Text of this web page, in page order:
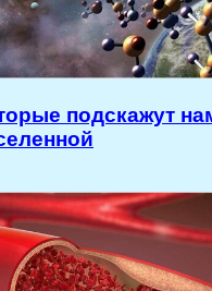
подскажут